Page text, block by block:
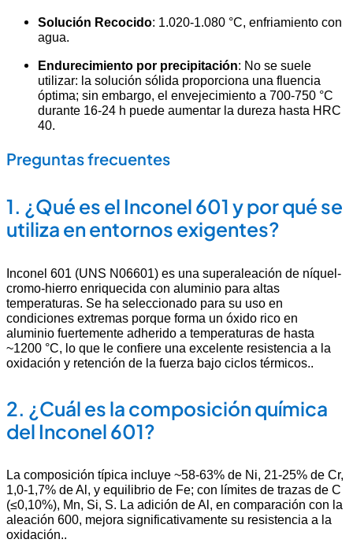
Solución Recocido: 1.020-1.080 °C, enfriamiento con
agua.
Endurecimiento por precipitación: No se suele
utilizar: la solución sólida proporciona una fluencia
óptima; sin embargo, el envejecimiento a 700-750 °C
durante 16-24 h puede aumentar la dureza hasta HRC
40.
Preguntas frecuentes
1. ¿Qué es el Inconel 601 y por qué se
utiliza en entornos exigentes?
Inconel 601 (UNS N06601) es una superaleación de níquel-
cromo-hierro enriquecida con aluminio para altas
temperaturas. Se ha seleccionado para su uso en
condiciones extremas porque forma un óxido rico en
aluminio fuertemente adherido a temperaturas de hasta
~1200 °C, lo que le confiere una excelente resistencia a la
oxidación y retención de la fuerza bajo ciclos térmicos..
2. ¿Cuál es la composición química
del Inconel 601?
La composición típica incluye ~58-63% de Ni, 21-25% de Cr,
1,0-1,7% de Al, y equilibrio de Fe; con límites de trazas de C
(≤0,10%), Mn, Si, S. La adición de Al, en comparación con la
aleación 600, mejora significativamente su resistencia a la
oxidación..